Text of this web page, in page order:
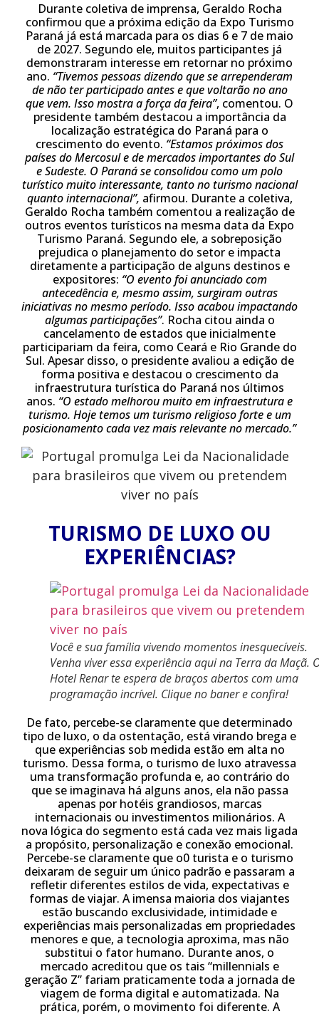
Durante coletiva de imprensa, Geraldo Rocha
confirmou que a próxima edição da Expo Turismo
Paraná já está marcada para os dias 6 e 7 de maio
de 2027. Segundo ele, muitos participantes já
demonstraram interesse em retornar no próximo
ano. “Tivemos pessoas dizendo que se arrependeram
de não ter participado antes e que voltarão no ano
que vem. Isso mostra a força da feira”, comentou. O
presidente também destacou a importância da
localização estratégica do Paraná para o
crescimento do evento. “Estamos próximos dos
países do Mercosul e de mercados importantes do Sul
e Sudeste. O Paraná se consolidou como um polo
turístico muito interessante, tanto no turismo nacional
quanto internacional”, afirmou. Durante a coletiva,
Geraldo Rocha também comentou a realização de
outros eventos turísticos na mesma data da Expo
Turismo Paraná. Segundo ele, a sobreposição
prejudica o planejamento do setor e impacta
diretamente a participação de alguns destinos e
expositores: “O evento foi anunciado com
antecedência e, mesmo assim, surgiram outras
iniciativas no mesmo período. Isso acabou impactando
algumas participações”. Rocha citou ainda o
cancelamento de estados que inicialmente
participariam da feira, como Ceará e Rio Grande do
Sul. Apesar disso, o presidente avaliou a edição de
forma positiva e destacou o crescimento da
infraestrutura turística do Paraná nos últimos
anos. “O estado melhorou muito em infraestrutura e
turismo. Hoje temos um turismo religioso forte e um
posicionamento cada vez mais relevante no mercado.”
TURISMO DE LUXO OU
EXPERIÊNCIAS?
Você e sua família vivendo momentos inesquecíveis.
Venha viver essa experiência aqui na Terra da Maçã.
Hotel Renar te espera de braços abertos com uma
programação incrível. Clique no baner e confira!
De fato, percebe-se claramente que determinado
tipo de luxo, o da ostentação, está virando brega e
que experiências sob medida estão em alta no
turismo. Dessa forma, o turismo de luxo atravessa
uma transformação profunda e, ao contrário do
que se imaginava há alguns anos, ela não passa
apenas por hotéis grandiosos, marcas
internacionais ou investimentos milionários. A
nova lógica do segmento está cada vez mais ligada
a propósito, personalização e conexão emocional.
Percebe-se claramente que o0 turista e o turismo
deixaram de seguir um único padrão e passaram a
refletir diferentes estilos de vida, expectativas e
formas de viajar. A imensa maioria dos viajantes
estão buscando exclusividade, intimidade e
experiências mais personalizadas em propriedades
menores e que, a tecnologia aproxima, mas não
substitui o fator humano. Durante anos, o
mercado acreditou que os tais “millennials e
geração Z” fariam praticamente toda a jornada de
viagem de forma digital e automatizada. Na
prática, porém, o movimento foi diferente. A